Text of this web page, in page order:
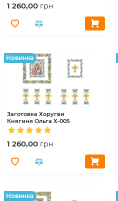
1 260,00 грн
Hовинка
Заготовка Хоругви
Княгиня Ольга Х-005
1 260,00 грн
Hовинка